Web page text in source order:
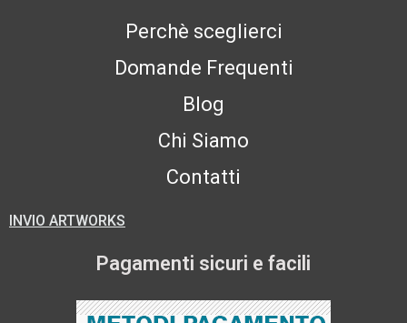
Perchè sceglierci
Domande Frequenti
Blog
Chi Siamo
Contatti
INVIO ARTWORKS
Pagamenti sicuri e facili